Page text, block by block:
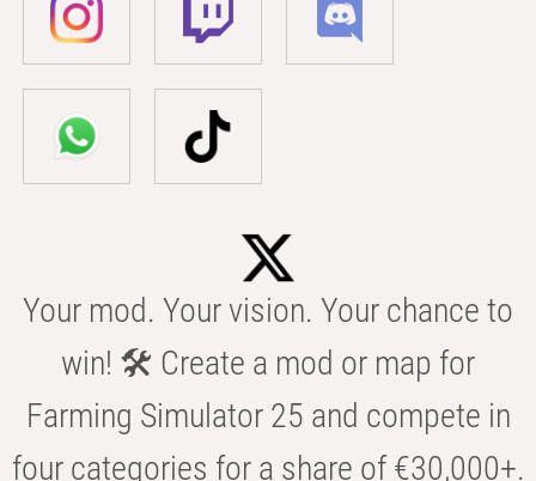
Your mod. Your vision. Your chance to
win! 🛠️ Create a mod or map for
Farming Simulator 25 and compete in
four categories for a share of €30,000+.